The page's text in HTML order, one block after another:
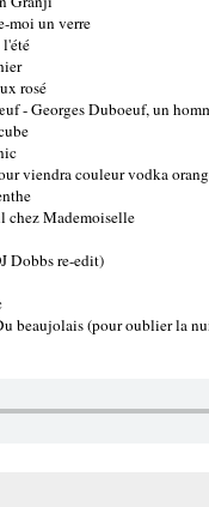
moi un verre
rosé
- Georges Duboeuf, un
viendra couleur vodka
chez Mademoiselle
Dobbs re-edit)
beaujolais (pour oublier la